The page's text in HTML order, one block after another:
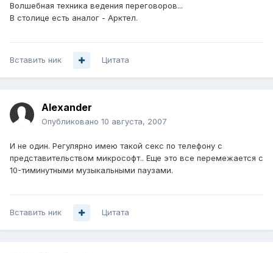
Волшебная техника ведения переговоров...
В столице есть аналог - Арктел.
Вставить ник Цитата
Alexander
Опубликовано 10 августа, 2007
И не один. Регулярно имею такой секс по телефону с
представительством микрософт.. Еще это все перемежается с
10-тиминутными музыкальными паузами.
Вставить ник Цитата